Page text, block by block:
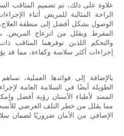
علاوة على ذلك، تم تصميم المثاقب
الراحة المثالية للمريض أثناء
الوصول بشكل أفضل إلى منطقة
المفرط ويقلل من انزعاج المريض.
والتحكم اللذين توفرهما المثاقب
إجراءات أكثر سلاسة وكفاءة، مما قد
بالإضافة إلى فوائدها العملية،
الطويلة أيضًا في السلامة العامة
الممتد لأطباء الأسنان رؤية أفضل
مما يقلل من خطر التلف العرضي
الإضافي من الأمان ضروريًا لضمان